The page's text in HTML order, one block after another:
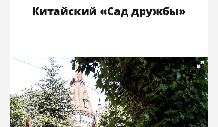
Китайский «Сад дружбы»